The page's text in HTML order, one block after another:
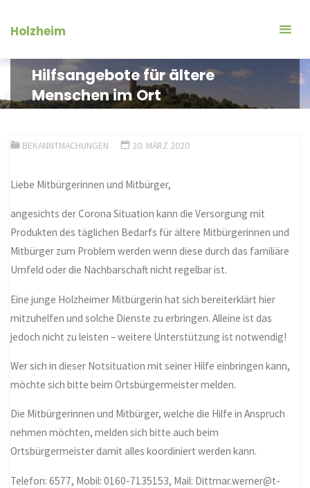
InhaltHolzheim
Hilfsangebote für ältere
Menschen im Ort
BEKANNTMACHUNGEN 20. MÄRZ 2020
Liebe Mitbürgerinnen und Mitbürger,
angesichts der Corona Situation kann die Versorgung mit
Produkten des täglichen Bedarfs für ältere Mitbürgerinnen und
Mitbürger zum Problem werden wenn diese durch das familiäre
Umfeld oder die Nachbarschaft nicht regelbar ist.
Eine junge Holzheimer Mitbürgerin hat sich bereiterklärt hier
mitzuhelfen und solche Dienste zu erbringen. Alleine ist das
jedoch nicht zu leisten – weitere Unterstützung ist notwendig!
Wer sich in dieser Notsituation mit seiner Hilfe einbringen kann,
möchte sich bitte beim Ortsbürgermeister melden.
Die Mitbürgerinnen und Mitbürger, welche die Hilfe in Anspruch
nehmen möchten, melden sich bitte auch beim
Ortsbürgermeister damit alles koordiniert werden kann.
Telefon: 6577, Mobil: 0160-7135153, Mail: Dittmar.werner@t-